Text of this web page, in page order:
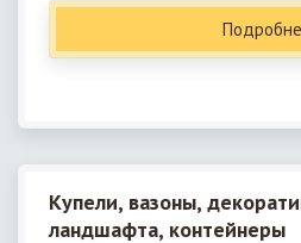
Купели, вазоны,
ландшафта, контейнеры